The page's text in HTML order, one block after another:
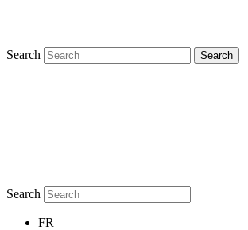
Search Search
Search
FR